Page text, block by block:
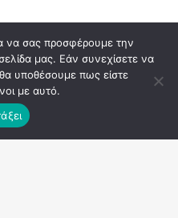
8142297
6219074
να σας προσφέρουμε την
μας. Εάν συνεχίσετε να
θα υποθέσουμε πως είστε
με αυτό.